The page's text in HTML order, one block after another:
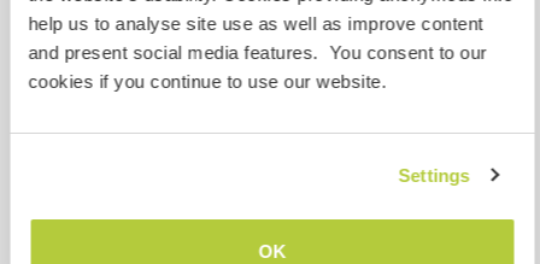
help us to analyse site use as well as improve content
and present social media features. You consent to our
cookies if you continue to use our website.
Settings
OK
lernen voneinander. Dazu gehören tägliche
Hausarbeiten wie Putzen, Einkaufen und Kochen.
Ein weiterer wichtiger Bereich ist die Gartenarbeit
Abfüllen sowie dem Sammeln und Verarbeiten
von Wild und Heilkräutern. Auch die Begleitung
kümmern wir uns um die Hühner und halten den